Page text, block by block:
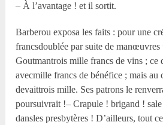
– À l’avantage ! et il sortit.
Barberou exposa les faits : pour une
francsdoublée par suite de
Goutmantrois mille francs de vins ; ce
avecmille francs de bénéfice ; mais au
devaittrois mille. Ses patrons le
poursuivrait !– Crapule ! brigand !
dansles presbytères ! D’ailleurs, tout